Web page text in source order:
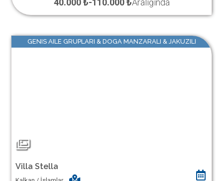
40.000 ₺-110.000 ₺Aralığında
GENIS AILE GRUPLARI & DOGA MANZARALI & JAKUZILI
Villa Stella